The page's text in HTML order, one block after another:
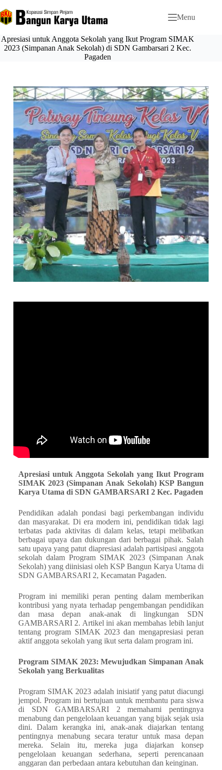
Menu
Apresiasi untuk Anggota Sekolah yang Ikut Program SIMAK
2023 (Simpanan Anak Sekolah) di SDN Gambarsari 2 Kec.
Pagaden
Apresiasi untuk Anggota Sekolah yang Ikut Program
SIMAK 2023 (Simpanan Anak Sekolah) KSP Bangun
Karya Utama di SDN GAMBARSARI 2 Kec. Pagaden
Pendidikan adalah pondasi bagi perkembangan individu
dan masyarakat. Di era modern ini, pendidikan tidak lagi
terbatas pada aktivitas di dalam kelas, tetapi melibatkan
berbagai upaya dan dukungan dari berbagai pihak. Salah
satu upaya yang patut diapresiasi adalah partisipasi anggota
sekolah dalam Program SIMAK 2023 (Simpanan Anak
Sekolah) yang diinisiasi oleh KSP Bangun Karya Utama di
SDN GAMBARSARI 2, Kecamatan Pagaden.
Program ini memiliki peran penting dalam memberikan
kontribusi yang nyata terhadap pengembangan pendidikan
dan masa depan anak-anak di lingkungan SDN
GAMBARSARI 2. Artikel ini akan membahas lebih lanjut
tentang program SIMAK 2023 dan mengapresiasi peran
aktif anggota sekolah yang ikut serta dalam program ini.
Program SIMAK 2023: Mewujudkan Simpanan Anak
Sekolah yang Berkualitas
Program SIMAK 2023 adalah inisiatif yang patut diacungi
jempol. Program ini bertujuan untuk membantu para siswa
di SDN GAMBARSARI 2 memahami pentingnya
menabung dan pengelolaan keuangan yang bijak sejak usia
dini. Dalam kerangka ini, anak-anak diajarkan tentang
pentingnya menabung secara teratur untuk masa depan
mereka. Selain itu, mereka juga diajarkan konsep
pengelolaan keuangan sederhana, seperti perencanaan
anggaran dan perbedaan antara kebutuhan dan keinginan.